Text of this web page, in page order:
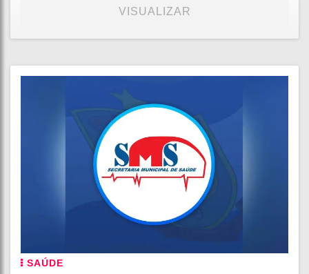
VISUALIZAR
SAÚDE